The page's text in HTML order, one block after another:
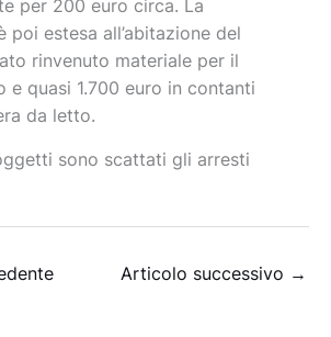
per 200 euro circa. La
poi estesa all’abitazione del
rinvenuto materiale per il
e quasi 1.700 euro in contanti
da letto.
sono scattati gli arresti
Articolo successivo →